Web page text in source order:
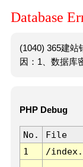
Database
(1040) 365建站
因：1、数据库
PHP Debug
No. File
1
/